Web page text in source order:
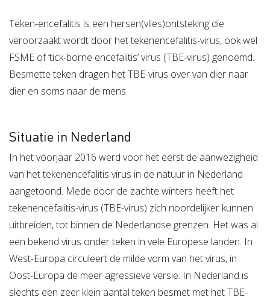
Vitaliteitsscan Vertrouwenspersoon
Actueel
Nieuws Nieuwsbrief Publicaties Agenda
Over Stigas
Onze diensten
Teken-encefalitis is een hersen(vlies)ontsteking die
veroorzaakt wordt door het tekenencefalitis-virus, ook wel
FSME of ‘tick-borne encefalitis’ virus (TBE-virus) genoemd.
Besmette teken dragen het TBE-virus over van dier naar
dier en soms naar de mens.
Situatie in Nederland
In het voorjaar 2016 werd voor het eerst de aanwezigheid
van het tekenencefalitis virus in de natuur in Nederland
aangetoond. Mede door de zachte winters heeft het
tekenencefalitis-virus (TBE-virus) zich noordelijker kunnen
uitbreiden, tot binnen de Nederlandse grenzen. Het was al
een bekend virus onder teken in vele Europese landen. In
West-Europa circuleert de milde vorm van het virus, in
Oost-Europa de meer agressieve versie. In Nederland is
slechts een zeer klein aantal teken besmet met het TBE-